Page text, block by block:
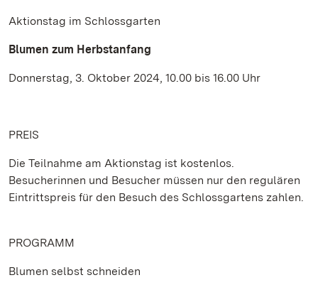
Aktionstag im Schlossgarten
Blumen zum Herbstanfang
Donnerstag, 3. Oktober 2024, 10.00 bis 16.00 Uhr
PREIS
Die Teilnahme am Aktionstag ist kostenlos.
Besucherinnen und Besucher müssen nur den regulären
Eintrittspreis für den Besuch des Schlossgartens zahlen.
PROGRAMM
Blumen selbst schneiden